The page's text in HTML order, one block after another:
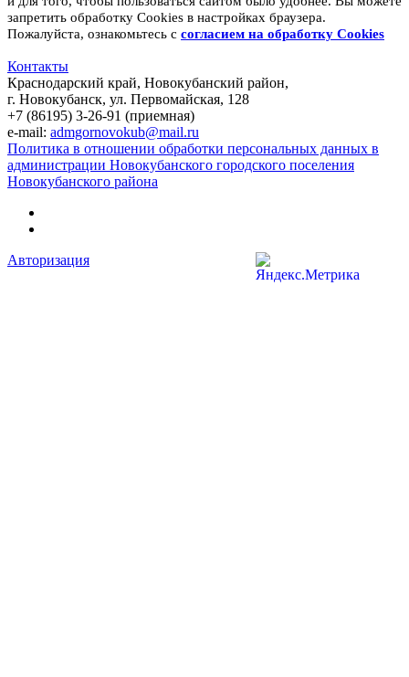
запретить обработку Cookies в настройках браузера.
Пожалуйста, ознакомьтесь с согласием на обработку Cookies
Контакты
Краснодарский край, Новокубанский район,
г. Новокубанск, ул. Первомайская, 128
+7 (86195) 3-26-91 (приемная)
e-mail: admgornovokub@mail.ru
Политика в отношении обработки персональных данных в
администрации Новокубанского городского поселения
Новокубанского района
Авторизация